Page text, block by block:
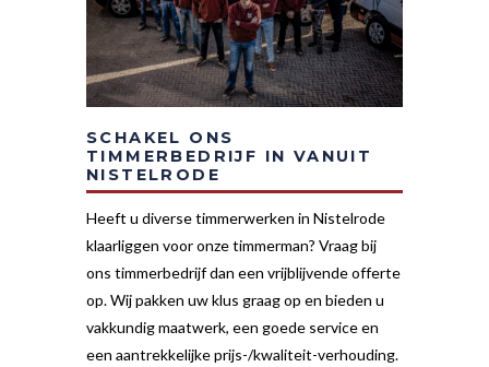
SCHAKEL ONS
TIMMERBEDRIJF IN VANUIT
NISTELRODE
Heeft u diverse timmerwerken in Nistelrode
klaarliggen voor onze timmerman? Vraag bij
ons timmerbedrijf dan een vrijblijvende offerte
op. Wij pakken uw klus graag op en bieden u
vakkundig maatwerk, een goede service en
een aantrekkelijke prijs-/kwaliteit-verhouding.